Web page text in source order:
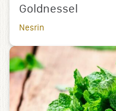
Goldnessel
Nesrin